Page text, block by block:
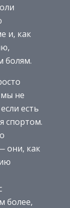
и, как
болям.
не
есть
спортом.
они, как
более,